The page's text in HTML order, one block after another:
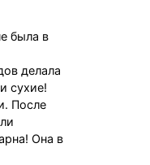
была в
делала
сухие!
После
Она в